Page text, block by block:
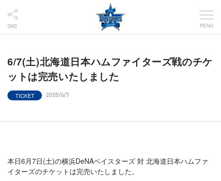
SNS MENU
6/7(土)北海道日本ハムファイターズ戦のチケ
ットは完売いたしました
TICKET 2025/6/7
本日6月7日(土)の横浜DeNAベイスターズ 対 北海道日本ハムファ
イターズのチケットは完売いたしました。